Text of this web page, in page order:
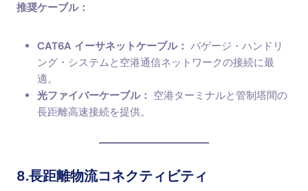
推奨ケーブル：
CAT6A イーサネットケーブル： バゲージ・ハンドリ
ング・システムと空港通信ネットワークの接続に最
適。
光ファイバーケーブル： 空港ターミナルと管制塔間の
長距離高速接続を提供。
8.長距離物流コネクティビティ